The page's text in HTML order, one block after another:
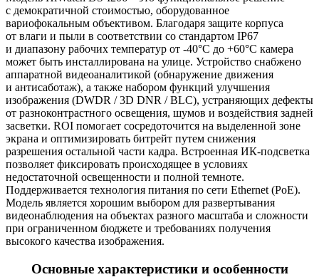
с демократичной стоимостью, оборудованное
вариофокальным объективом. Благодаря защите корпуса
от влаги и пыли в соответствии со стандартом IP67
и диапазону рабочих температур от -40°C до +60°C камера
может быть инсталлирована на улице. Устройство снабжено
аппаратной видеоаналитикой (обнаружение движения
и антисаботаж), а также набором функций улучшения
изображения (DWDR / 3D DNR / BLC), устраняющих дефекты
от разноконтрастного освещения, шумов и воздействия задней
засветки. ROI помогает сосредоточится на выделенной зоне
экрана и оптимизировать битрейт путем снижения
разрешения остальной части кадра. Встроенная ИК-подсветка
позволяет фиксировать происходящее в условиях
недостаточной освещенности и полной темноте.
Поддерживается технология питания по сети Ethernet (PoE).
Модель является хорошим выбором для развертывания
видеонаблюдения на объектах разного масштаба и сложности
при ограниченном бюджете и требованиях получения
высокого качества изображения.
Основные характеристики и особенности